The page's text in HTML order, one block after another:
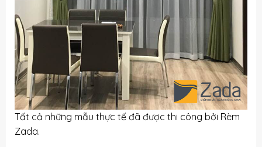
Tất cả những mẫu thực tế đã được thi công bởi Rèm
Zada.